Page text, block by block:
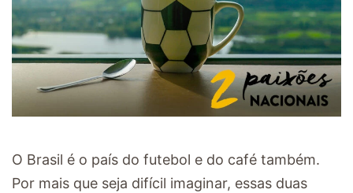
O Brasil é o país do futebol e do café também.
Por mais que seja difícil imaginar, essas duas